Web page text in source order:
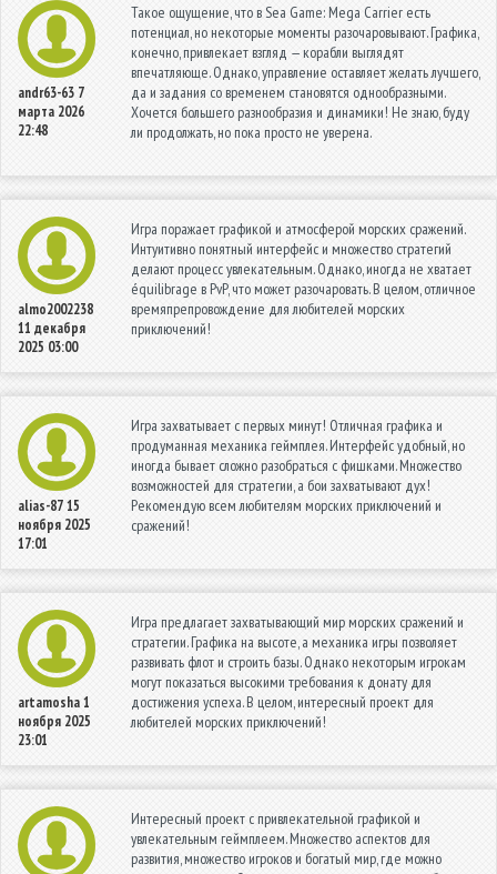
andr63-63 7
марта 2026
22:48
Такое ощущение, что в Sea Game: Mega Carrier есть
потенциал, но некоторые моменты разочаровывают. Графика,
конечно, привлекает взгляд — корабли выглядят
впечатляюще. Однако, управление оставляет желать лучшего,
да и задания со временем становятся однообразными.
Хочется большего разнообразия и динамики! Не знаю, буду
ли продолжать, но пока просто не уверена.
almo2002238
11 декабря
2025 03:00
Игра поражает графикой и атмосферой морских сражений.
Интуитивно понятный интерфейс и множество стратегий
делают процесс увлекательным. Однако, иногда не хватает
équilibrage в PvP, что может разочаровать. В целом, отличное
времяпрепровождение для любителей морских
приключений!
alias-8715
ноября 2025
17:01
Игра захватывает с первых минут! Отличная графика и
продуманная механика геймплея. Интерфейс удобный, но
иногда бывает сложно разобраться с фишками. Множество
возможностей для стратегии, а бои захватывают дух!
Рекомендую всем любителям морских приключений и
сражений!
artamosha1
ноября 2025
23:01
Игра предлагает захватывающий мир морских сражений и
стратегии. Графика на высоте, а механика игры позволяет
развивать флот и строить базы. Однако некоторым игрокам
могут показаться высокими требования к донату для
достижения успеха. В целом, интересный проект для
любителей морских приключений!
Интересный проект с привлекательной графикой и
увлекательным геймплеем. Множество аспектов для
развития, множество игроков и богатый мир, где можно